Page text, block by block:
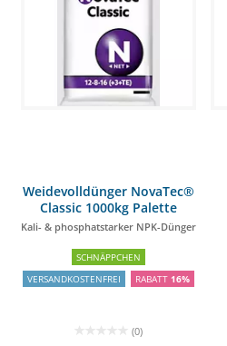
Weidevolldünger NovaTec®
Classic 1000kg Palette
(40x25kg)
Kali- & phosphatstarker NPK-Dünger
SCHNÄPPCHEN
VERSANDKOSTENFREI
RABATT 16%
(0)